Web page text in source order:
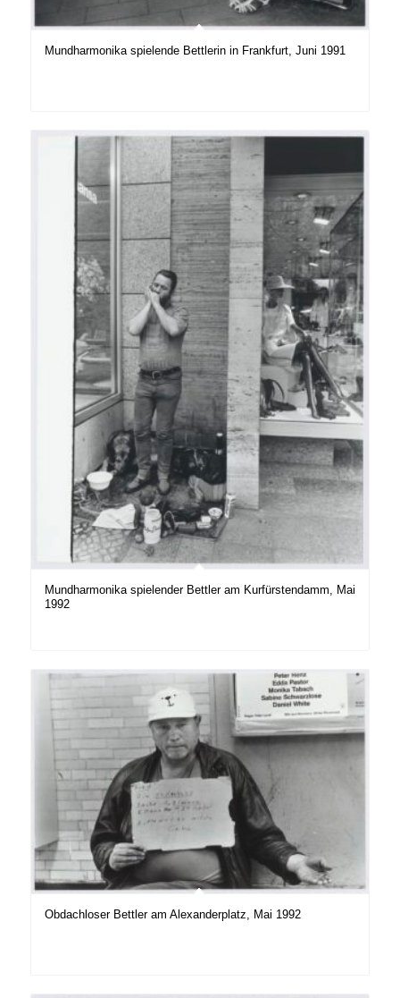
Mundharmonika spielende Bettlerin in Frankfurt, Juni 1991
Mundharmonika spielender Bettler am Kurfürstendamm, Mai
1992
Obdachloser Bettler am Alexanderplatz, Mai 1992